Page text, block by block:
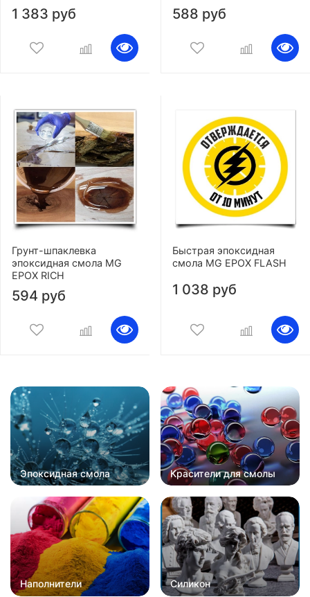
1 383 руб 588 руб
Грунт-шпаклевка
эпоксидная смола MG
EPOX RICH
594 руб
Быстрая эпоксидная
смола MG EPOX FLASH
1 038 руб
Эпоксидная смола Красители для смолы
Наполнители Силикон